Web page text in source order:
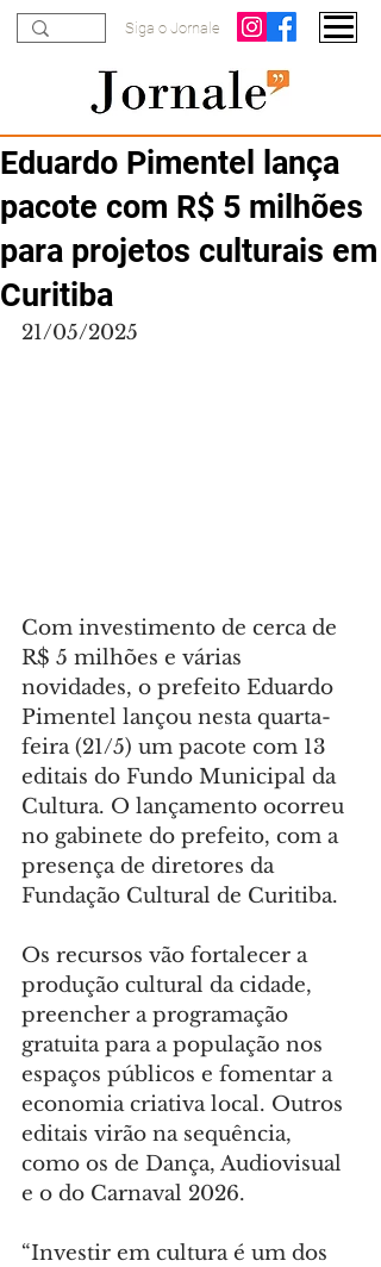
Siga o Jornale
Eduardo Pimentel lança
pacote com R$ 5 milhões
para projetos culturais em
Curitiba
21/05/2025
Com investimento de cerca de
R$ 5 milhões e várias
novidades, o prefeito Eduardo
Pimentel lançou nesta quarta-
feira (21/5) um pacote com 13
editais do Fundo Municipal da
Cultura. O lançamento ocorreu
no gabinete do prefeito, com a
presença de diretores da
Fundação Cultural de Curitiba.
Os recursos vão fortalecer a
produção cultural da cidade,
preencher a programação
gratuita para a população nos
espaços públicos e fomentar a
economia criativa local. Outros
editais virão na sequência,
como os de Dança, Audiovisual
e o do Carnaval 2026.
“Investir em cultura é um dos